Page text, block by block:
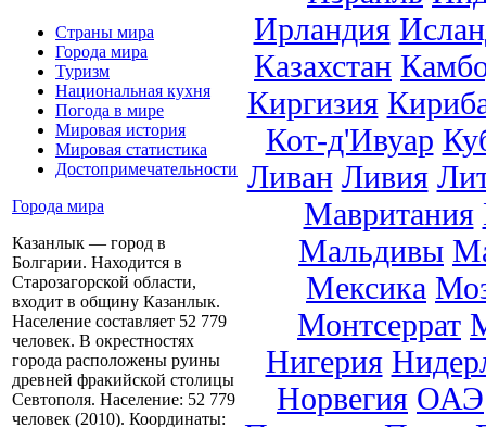
Страны мира
Города мира
Туризм
Национальная кухня
Погода в мире
Мировая история
Мировая статистика
Достопримечательности
Города мира
Казанлык — город в
Болгарии. Находится в
Старозагорской области,
входит в общину Казанлык.
Население составляет 52 779
человек. В окрестностях
города расположены руины
древней фракийской столицы
Севтополя. Население: 52 779
человек (2010). Координаты:
Ирландия
Казахстан
Киргизия
Кот-д'Ивуар
Ливан Ливия
Мавритания
Мальдивы
Мексика
Монтсеррат
Нигерия
Норвегия ОАЭ